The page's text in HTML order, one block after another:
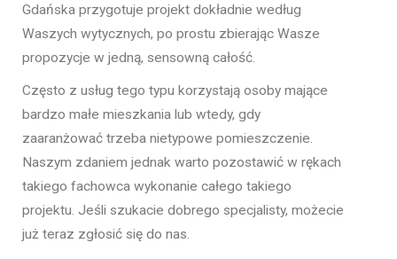
Gdańska przygotuje projekt dokładnie według
Waszych wytycznych, po prostu zbierając Wasze
propozycje w jedną, sensowną całość.
Często z usług tego typu korzystają osoby mające
bardzo małe mieszkania lub wtedy, gdy
zaaranżować trzeba nietypowe pomieszczenie.
Naszym zdaniem jednak warto pozostawić w rękach
takiego fachowca wykonanie całego takiego
projektu. Jeśli szukacie dobrego specjalisty, możecie
już teraz zgłosić się do nas.